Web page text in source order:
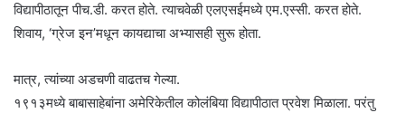
विद्यापीठातून पीच.डी. करत होते. त्याचवेळी एलएसईमध्ये एम.एस्सी. करत होते.
शिवाय, ‘ग्रेज इन’मधून कायद्याचा अभ्यासही सुरू होता.
मात्र, त्यांच्या अडचणी वाढतच गेल्या.
१९१३मध्ये बाबासाहेबांना अमेरिकेतील कोलंबिया विद्यापीठात प्रवेश मिळाला. परंतु